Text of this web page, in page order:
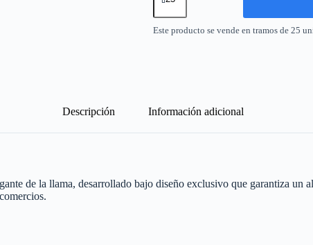
3/4"
-Este producto se vende en tramos de 25
Descripción Información adicional
de la llama, desarrollado bajo diseño exclusivo que garantiza